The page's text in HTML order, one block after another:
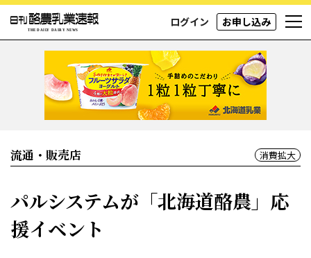
ログイン お申し込み
流通・販売店 消費拡大
パルシステムが「北海道酪農」応
援イベント